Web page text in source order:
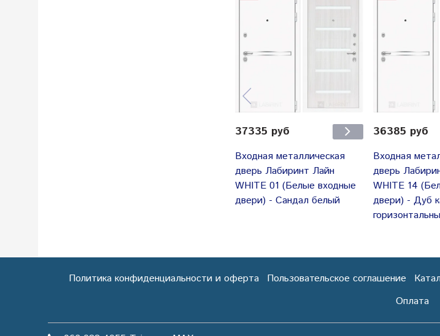
37335 руб
Входная металлическая
дверь Лабиринт Лайн
WHITE 01 (Белые входные
двери) - Cандал белый
36385 руб
Входная
дверь
WHITE 14
двери) - Дуб
Политика конфиденциальности и оферта Пользовательское соглашение
Оплата